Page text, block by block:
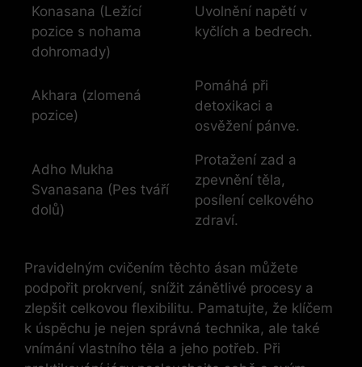
Konasana (Ležící
pozice s nohama
dohromady)
Uvolnění napětí v
kyčlích a bedrech.
Akhara (zlomená
pozice)
Pomáhá při
detoxikaci a
osvěžení pánve.
Adho Mukha
Svanasana (Pes tváří
dolů)
Protažení zad a
zpevnění těla,
posílení celkového
zdraví.
Pravidelným cvičením těchto ásan můžete
podpořit prokrvení, snížit zánětlivé procesy a
zlepšit celkovou flexibilitu. Pamatujte, že klíčem
k úspěchu je nejen správná technika, ale také
vnímání vlastního těla a jeho potřeb. Při